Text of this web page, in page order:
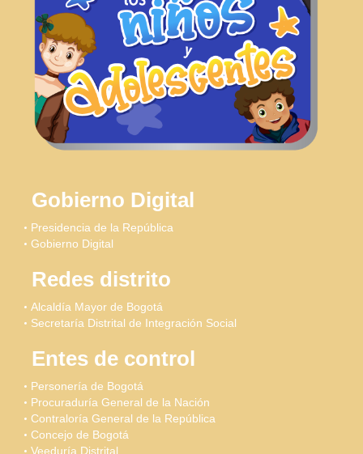
Gobierno Digital
Presidencia de la República
Gobierno Digital
Redes distrito
Alcaldía Mayor de Bogotá
Secretaría Distrital de Integración Social
Entes de control
Personería de Bogotá
Procuraduría General de la Nación
Contraloría General de la República
Concejo de Bogotá
Veeduría Distrital